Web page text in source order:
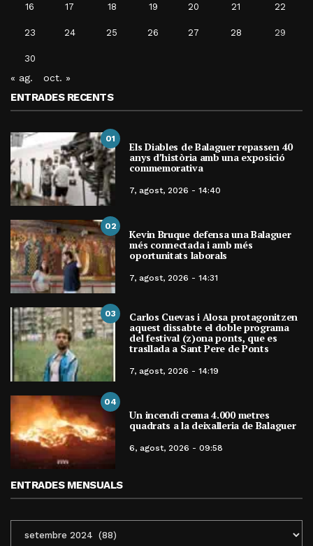
16 17 18 19 20 21 22
23 24 25 26 27 28 29
30
« ag. oct. »
ENTRADES RECENTS
01
Els Diables de Balaguer repassen 40
anys d’història amb una exposició
commemorativa
7, agost, 2026 - 14:40
02
Kevin Bruque defensa una Balaguer
més connectada i amb més
oportunitats laborals
7, agost, 2026 - 14:31
03 Carlos Cuevas i Alosa protagonitzen
aquest dissabte el doble programa
del festival (z)ona ponts, que es
trasllada a Sant Pere de Ponts
7, agost, 2026 - 14:19
04
Un incendi crema 4.000 metres
quadrats a la deixalleria de Balaguer
6, agost, 2026 - 09:58
ENTRADES MENSUALS
MENSUALS